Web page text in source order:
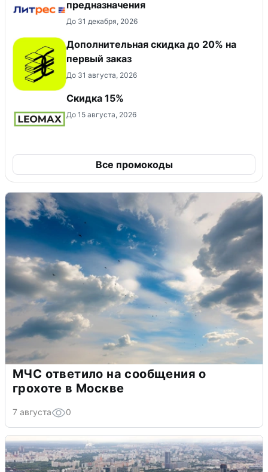
предназначения
До 31 декабря, 2026
Дополнительная скидка до 20% на
первый заказ
До 31 августа, 2026
Скидка 15%
До 15 августа, 2026
Все промокоды
МЧС ответило на сообщения о
грохоте в Москве
7 августа 0